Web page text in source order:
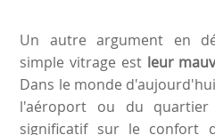
Un autre argument en
simple vitrage est leur
Dans le monde
l'aéroport ou du
significatif sur le confort